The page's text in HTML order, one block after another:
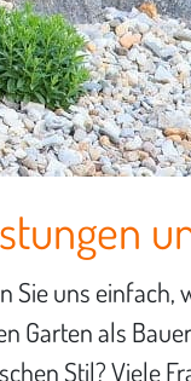
Sie uns einfach,
Garten als
Stil? Viele